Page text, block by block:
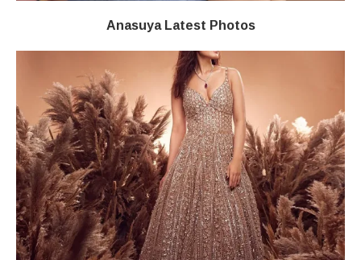
Anasuya Latest Photos